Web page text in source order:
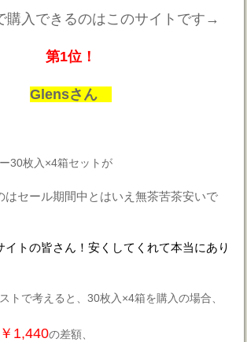
購入できるのはこのサイトです→
第1位！
Glensさん
30枚入×4箱セットが
はセール期間中とはいえ無茶苦茶安いで
イトの皆さん！安くしてくれて本当にあり
トで考えると、30枚入×4箱を購入の場合、
￥1,440の差額、